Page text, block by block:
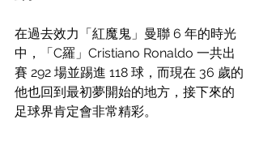
在過去效力「紅魔鬼」曼聯 6 年的時光
中，「C羅」Cristiano Ronaldo 一共出
賽 292 場並踢進 118 球，而現在 36 歲的
他也回到最初夢開始的地方，接下來的
足球界肯定會非常精彩。